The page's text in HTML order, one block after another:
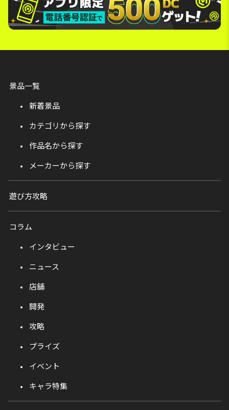
景品一覧
新着景品
カテゴリから探す
作品名から探す
メーカーから探す
遊び方攻略
コラム
インタビュー
ニュース
店舗
開発
攻略
プライズ
イベント
キャラ特集